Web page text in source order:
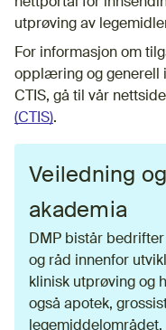
utprøving av
For informasjon om
opplæring og generell
CTIS, gå til vår nettside
(CTIS).
Veiledning
akademia
DMP bistår
og råd innenfor
klinisk utprøving og
også apotek,
legemiddelområdet.